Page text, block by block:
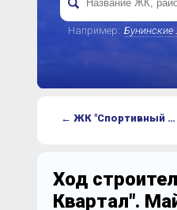
Например: Бунинские
← ЖК "Спортивный Квартал"
Ход
Квартал".